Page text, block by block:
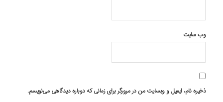
وب‌ سایت
ذخیره نام، ایمیل و وبسایت من در مرورگر برای زمانی که دوباره دیدگاهی می‌نویسم.